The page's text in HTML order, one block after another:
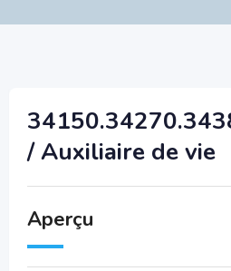
/ Auxiliaire de vie
Aperçu